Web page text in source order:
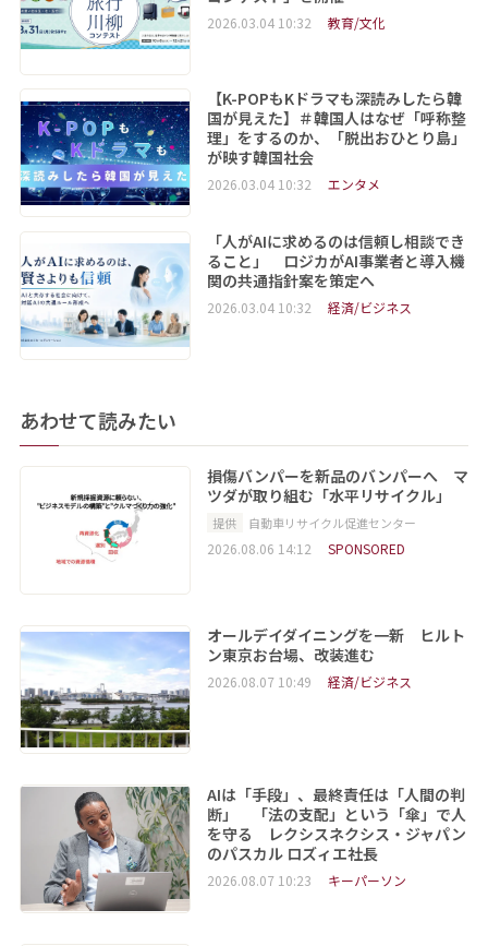
2026.03.04 10:32 教育/文化
【K-POPもKドラマも深読みしたら韓
国が見えた】＃韓国人はなぜ「呼称整
理」をするのか、「脱出おひとり島」
が映す韓国社会
2026.03.04 10:32 エンタメ
「人がAIに求めるのは信頼し相談でき
ること」 ロジカがAI事業者と導入機
関の共通指針案を策定へ
2026.03.04 10:32 経済/ビジネス
あわせて読みたい
損傷バンパーを新品のバンパーへ マ
ツダが取り組む「水平リサイクル」
提供 自動車リサイクル促進センター
2026.08.06 14:12 SPONSORED
オールデイダイニングを一新 ヒルト
ン東京お台場、改装進む
2026.08.07 10:49 経済/ビジネス
AIは「手段」、最終責任は「人間の判
断」 「法の支配」という「傘」で人
を守る レクシスネクシス・ジャパン
のパスカル ロズィエ社長
2026.08.07 10:23 キーパーソン